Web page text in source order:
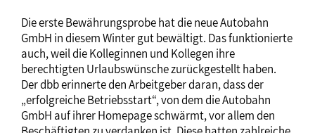
Die erste Bewährungsprobe hat die neue Autobahn
GmbH in diesem Winter gut bewältigt. Das funktionierte
auch, weil die Kolleginnen und Kollegen ihre
berechtigten Urlaubswünsche zurückgestellt haben.
Der dbb erinnerte den Arbeitgeber daran, dass der
„erfolgreiche Betriebsstart“, von dem die Autobahn
GmbH auf ihrer Homepage schwärmt, vor allem den